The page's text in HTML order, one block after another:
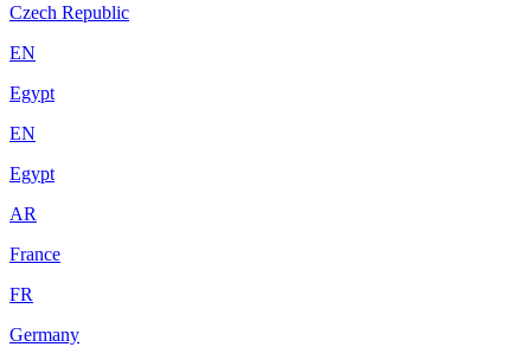
Czech Republic
EN
Egypt
EN
Egypt
AR
France
FR
Germany